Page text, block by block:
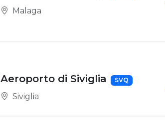
Malaga
Aeroporto di Siviglia SVQ
Siviglia